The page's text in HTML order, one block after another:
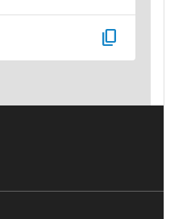
content_copy